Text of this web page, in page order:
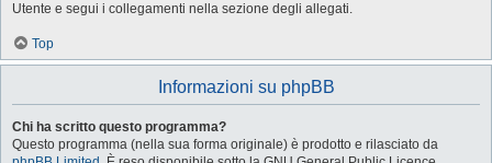
Utente e segui i collegamenti nella sezione degli allegati.
Top
Informazioni su phpBB
Chi ha scritto questo programma?
Questo programma (nella sua forma originale) è prodotto e rilasciato da